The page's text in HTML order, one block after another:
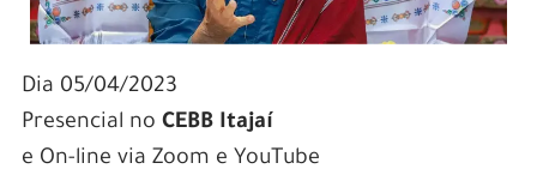
Dia 05/04/2023
Presencial no CEBB Itajaí
e On-line via Zoom e YouTube